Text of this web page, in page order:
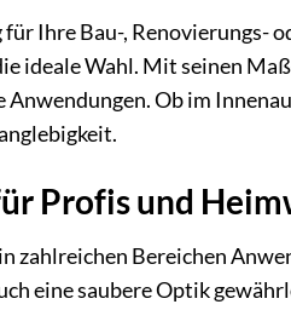
Ihre Bau-,
Wahl. Mit seinen
Ob im
Profis und
Bereichen
eine saubere Optik